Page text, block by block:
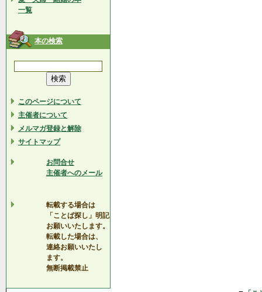
一覧
本の検索
このページについて
主催者について
メルマガ登録と解除
サイトマップ
お問合せ
主催者へのメール
転載する場合は
「ことば探し」明記
お願いいたします。
転載した場合は、
連絡お願いいたし
ます。
無断掲載禁止